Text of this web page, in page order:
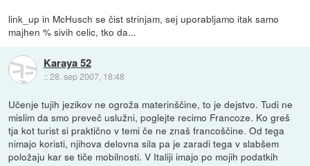
link_up in McHusch se čist strinjam, sej uporabljamo itak samo
majhen % sivih celic, tko da...
Karaya 52
::28. sep 2007, 18:48
Učenje tujih jezikov ne ogroža materinščine, to je dejstvo. Tudi ne
mislim da smo preveč uslužni, poglejte recimo Francoze. Ko greš
tja kot turist si praktično v temi če ne znaš francoščine. Od tega
nimajo koristi, njihova delovna sila pa je zaradi tega v slabšem
položaju kar se tiče mobilnosti. V Italiji imajo po mojih podatkih